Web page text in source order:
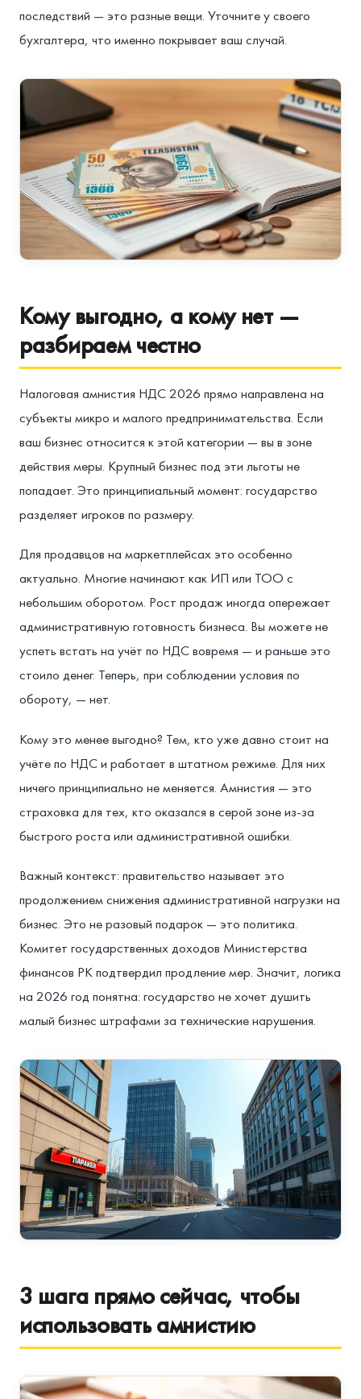
последствий — это разные вещи. Уточните у своего
бухгалтера, что именно покрывает ваш случай.
Кому выгодно, а кому нет —
разбираем честно
Налоговая амнистия НДС 2026 прямо направлена на
субъекты микро и малого предпринимательства. Если
ваш бизнес относится к этой категории — вы в зоне
действия меры. Крупный бизнес под эти льготы не
попадает. Это принципиальный момент: государство
разделяет игроков по размеру.
Для продавцов на маркетплейсах это особенно
актуально. Многие начинают как ИП или ТОО с
небольшим оборотом. Рост продаж иногда опережает
административную готовность бизнеса. Вы можете не
успеть встать на учёт по НДС вовремя — и раньше это
стоило денег. Теперь, при соблюдении условия по
обороту, — нет.
Кому это менее выгодно? Тем, кто уже давно стоит на
учёте по НДС и работает в штатном режиме. Для них
ничего принципиально не меняется. Амнистия — это
страховка для тех, кто оказался в серой зоне из-за
быстрого роста или административной ошибки.
Важный контекст: правительство называет это
продолжением снижения административной нагрузки на
бизнес. Это не разовый подарок — это политика.
Комитет государственных доходов Министерства
финансов РК подтвердил продление мер. Значит, логика
на 2026 год понятна: государство не хочет душить
малый бизнес штрафами за технические нарушения.
3 шага прямо сейчас, чтобы
использовать амнистию